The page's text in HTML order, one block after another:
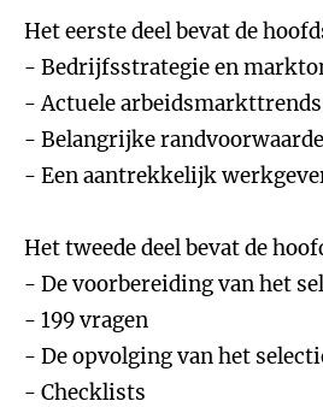
Het eerste deel bevat de
- Bedrijfsstrategie en
- Actuele arbeidsmarkttrends
- Belangrijke
- Een aantrekkelijk
Het tweede deel bevat de
- De voorbereiding van het
- 199 vragen
- De opvolging van het
- Checklists